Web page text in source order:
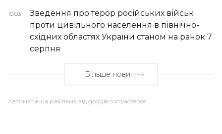
10:03
Зведення про терор російських військ
проти цивільного населення в північно-
східних областях України станом на ранок 7
серпня
Більше новин
Автоматична реклама від goggle.com/adsense: